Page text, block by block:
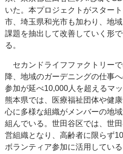
いた。本プロジェクトがスター
市、埼玉県和光市も加わり、地
課題を抽出して改善していく形
る。
セカンドライフファクトリー
降、地域のガーデニングの仕事
参加が延べ10,000人を超えるマ
熊本県では、医療福祉団体や健
心に多様な組織がメンバーの地
組んでいる。世田谷区では、世
営組織となり、高齢者に限らず
ボランティア参加に活用してい